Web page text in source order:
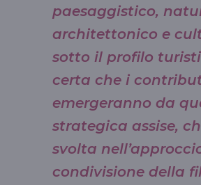
paesaggistico,
architettonico e
sotto il profilo
certa che i
emergeranno da
strategica assise,
svolta
condivisione della